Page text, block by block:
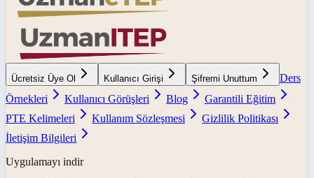
Ücretsiz Üye Ol Kullanıcı Girişi Şifremi Unuttum
Ders
Örnekleri
Kullanıcı Görüşleri Blog
Garantili Eğitim
PTE Kelimeleri
Kullanım Sözleşmesi
Gizlilik Politikası
İletişim Bilgileri
Uygulamayı indir